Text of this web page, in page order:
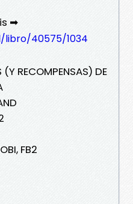
➡
40575/1034
(Y RECOMPENSAS) DE
FB2